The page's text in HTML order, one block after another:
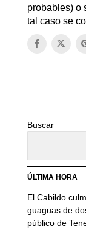
probables) o
tal caso se
Buscar
ÚLTIMA HORA
El Cabildo
guaguas de
público de